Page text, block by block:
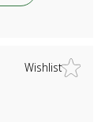
Wishlist